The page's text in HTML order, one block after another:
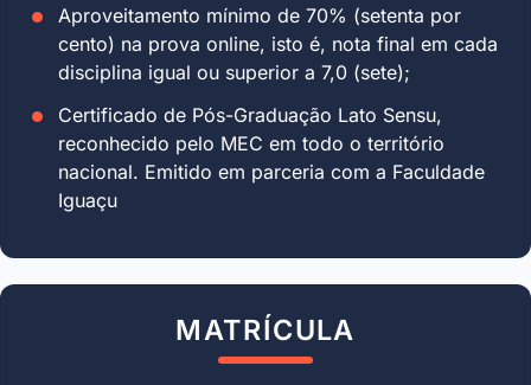
Aproveitamento mínimo de 70% (setenta por
cento) na prova online, isto é, nota final em cada
disciplina igual ou superior a 7,0 (sete);
Certificado de Pós-Graduação Lato Sensu,
reconhecido pelo MEC em todo o território
nacional. Emitido em parceria com a Faculdade
Iguaçu
MATRÍCULA